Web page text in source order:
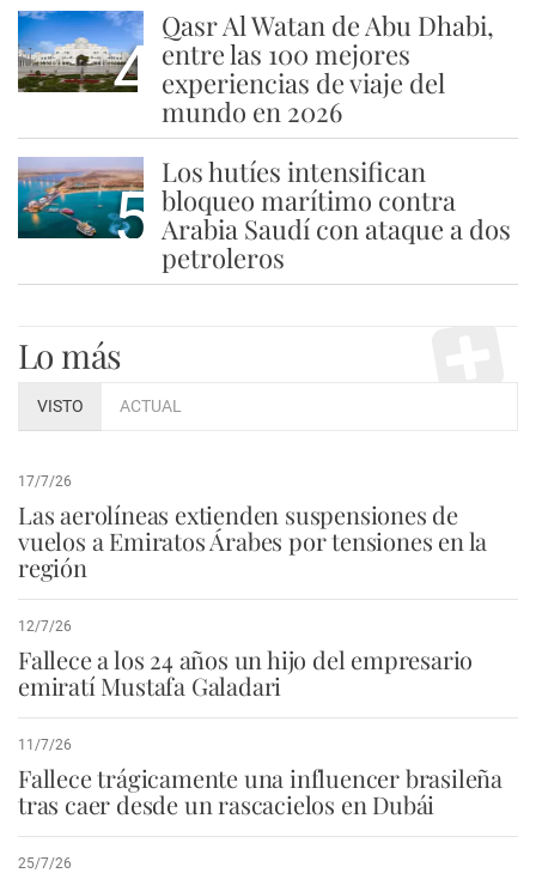
4
Qasr Al Watan de Abu Dhabi,
entre las 100 mejores
experiencias de viaje del
mundo en 2026
5
Los hutíes intensifican
bloqueo marítimo contra
Arabia Saudí con ataque a dos
petroleros
Lo más
VISTO ACTUAL
17/7/26
Las aerolíneas extienden suspensiones de
vuelos a Emiratos Árabes por tensiones en la
región
12/7/26
Fallece a los 24 años un hijo del empresario
emiratí Mustafa Galadari
11/7/26
Fallece trágicamente una influencer brasileña
tras caer desde un rascacielos en Dubái
25/7/26